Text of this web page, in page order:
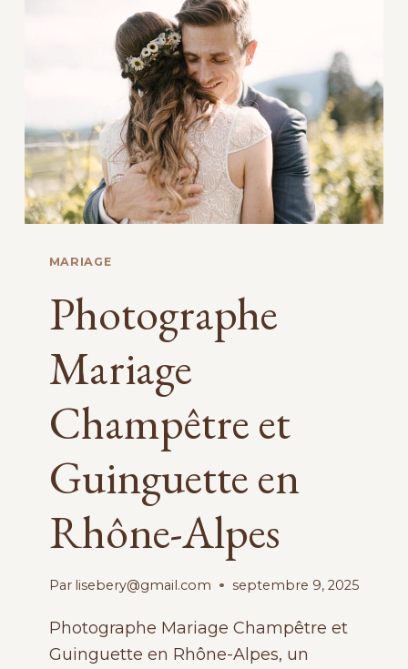
AU
DOMAINE
DE
LA
CHARTROGNIÈRE
MARIAGE
Photographe
Mariage
Champêtre et
Guinguette en
Rhône-Alpes
Par lisebery@gmail.com septembre 9, 2025
Photographe Mariage Champêtre et
Guinguette en Rhône-Alpes, un